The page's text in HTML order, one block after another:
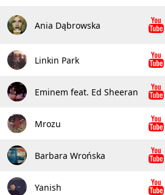
Ania Dąbrowska
Linkin Park
Eminem feat. Ed Sheeran
Mrozu
Barbara Wrońska
Yanish